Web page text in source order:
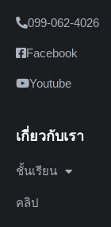
099-062-4026
Facebook
Youtube
เกี่ยวกับเรา
ชั้นเรียน
คลิป